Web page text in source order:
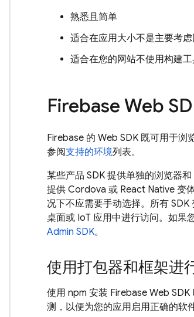
熟悉且简单
适合在应用大小不是主要考
适合在您的网站不使用构建工
Firebase Web
Firebase 的 Web SDK 既可用于
参阅支持的环境列表。
某些产品 SDK 提供单独的浏览器
提供 Cordova 或 React Native 变
况下不应需要手动选择。所有
桌面或 IoT 应用中进行访问。如果
Admin SDK。
使用打包器和框架进
使用 npm 安装 Firebase Web
测，以便为您的应用启用正确的软